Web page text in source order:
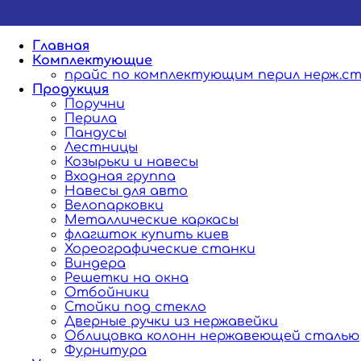
Главная
Комплектующие
прайс по комплектующим перил
Продукция
Поручни
Перила
Пандусы
Лестницы
Козырьки и навесы
Входная группа
Навесы для авто
Велопарковки
Металлические каркасы
флагшток купить киев
Хореографические станки
Виндера
Решетки на окна
Отбойники
Стойки под стекло
Дверные ручки из нержавейки
Облицовка колонн нержавеющей сталью
Фурнитура